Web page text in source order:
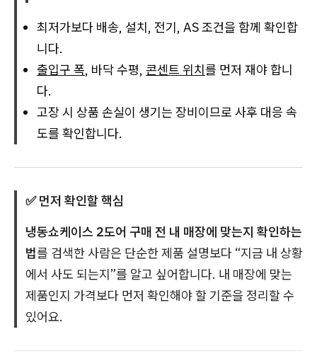
최저가보다 배송, 설치, 전기, AS 조건을 함께 확인합
니다.
출입구 폭, 바닥 수평, 콘센트 위치를 먼저 재야 합니
다.
고장 시 상품 손실이 생기는 장비이므로 사후 대응 속
도를 확인합니다.
✅ 먼저 확인할 핵심
냉동쇼케이스 2도어 구매 전 내 매장에 맞는지 확인하는
법를 검색한 사람은 단순한 제품 설명보다 “지금 내 상황
에서 사도 되는지”를 알고 싶어합니다. 내 매장에 맞는
제품인지 가격보다 먼저 확인해야 할 기준을 정리할 수
있어요.